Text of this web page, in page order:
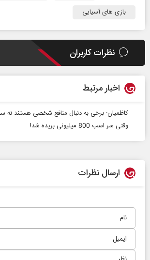
بازی های آسیایی
نظرات کاربران
اخبار مرتبط
کاظمیان: برخی به دنبال منافع شخصی هستند نه
وقتی سر اسب 800 میلیونی بریده شد!
ارسال نظرات